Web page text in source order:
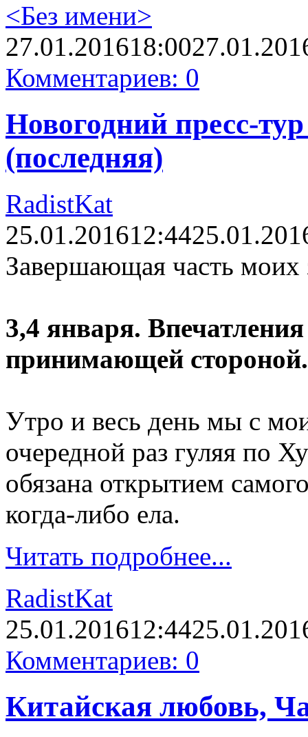
<Без имени>
27.01.201618:00
Комментариев: 0
Новогодний пресс-
(последняя)
RadistKat
25.01.201612:44
Завершающая часть моих
3,4 января.
принимающей стороной.
Утро и весь день мы с
очередной раз гуляя по
обязана открытием
когда-либо ела.
Читать подробнее...
RadistKat
25.01.201612:44
Комментариев: 0
Китайская любовь,